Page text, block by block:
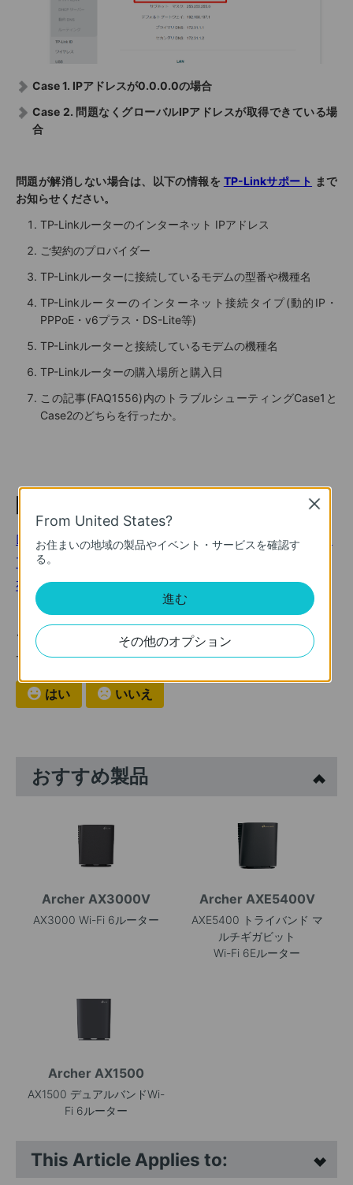
Case 1. IPアドレスが0.0.0.0の場合
Case 2. 問題なくグローバルIPアドレスが取得できている場
合
問題が解消しない場合は、以下の情報を TP-Linkサポート まで
お知らせください。
TP-Linkルーターのインターネット IPアドレス
ご契約のプロバイダー
TP-Linkルーターに接続しているモデムの型番や機種名
TP-Linkルーターのインターネット接続タイプ(動的IP・
PPPoE・v6プラス・DS-Lite等)
TP-Linkルーターと接続しているモデムの機種名
TP-Linkルーターの購入場所と購入日
この記事(FAQ1556)内のトラブルシューティングCase1と
Case2のどちらを行ったか。
DNSサーバーの変更方法 (タブ型の管理画面を持つ機種)
TP-LinkルーターのWi-Fi接続に問題がある場合は
有線/Wi-Fi接続どちらかのみ利用できない場合は
このFAQは役に立ちましたか？
サイトの利便性向上にご協力ください。
はい いいえ
おすすめ製品
Archer AX3000V
AX3000 Wi-Fi 6ルーター
Archer AXE5400V
AXE5400 トライバンド マ
ルチギガビット
Wi-Fi 6Eルーター
Archer AX1500
AX1500 デュアルバンドWi-
Fi 6ルーター
This Article Applies to:
From United States?
お住まいの地域の製品やイベント・サービスを確認す
る。
進む
その他のオプション
Close